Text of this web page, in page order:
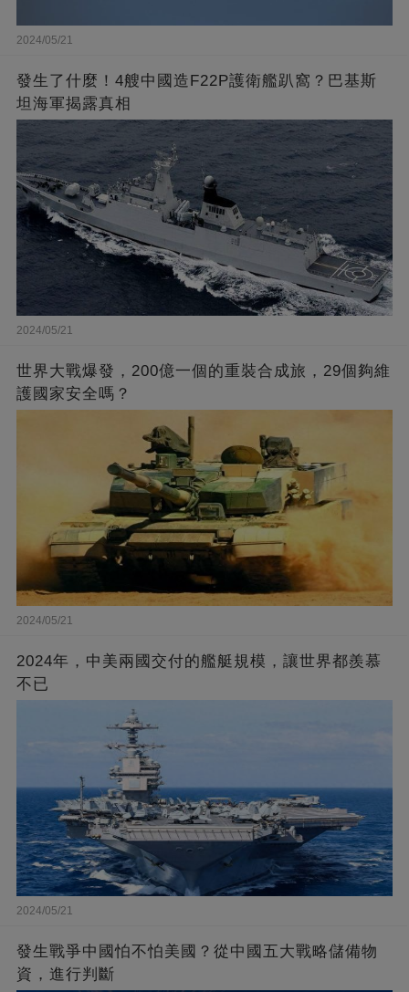
2024/05/21
發生了什麼！4艘中國造F22P護衛艦趴窩？巴基斯
坦海軍揭露真相
2024/05/21
世界大戰爆發，200億一個的重裝合成旅，29個夠維
護國家安全嗎？
2024/05/21
2024年，中美兩國交付的艦艇規模，讓世界都羨慕
不已
2024/05/21
發生戰爭中國怕不怕美國？從中國五大戰略儲備物
資，進行判斷